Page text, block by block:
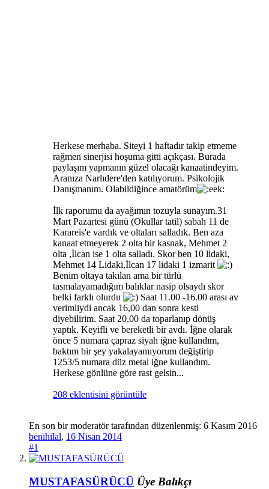
Herkese merhaba. Siteyi 1 haftadır takip etmeme
rağmen sinerjisi hoşuma gitti açıkçası. Burada
paylaşım yapmanın güzel olacağı kanaatindeyim.
Aranıza Narlıdere'den katılıyorum. Psikolojik
Danışmanım. Olabildiğince amatörüm
İlk raporumu da ayağımın tozuyla sunayım.31
Mart Pazartesi günü (Okullar tatil) sabah 11 de
Karareis'e vardık ve oltaları salladık. Ben aza
kanaat etmeyerek 2 olta bir kasnak, Mehmet 2
olta ,İlcan ise 1 olta salladı. Skor ben 10 lidaki,
Mehmet 14 Lidaki,İlcan 17 lidaki 1 izmarit
Benim oltaya takılan ama bir türlü
tasmalayamadığım balıklar nasip olsaydı skor
belki farklı olurdu
Saat 11.00 -16.00 arası av
verimliydi ancak 16,00 dan sonra kesti
diyebilirim. Saat 20,00 da toparlanıp dönüş
yaptık. Keyifli ve bereketli bir avdı. İğne olarak
önce 5 numara çapraz siyah iğne kullandım,
baktım bir şey yakalayamıyorum değiştirip
1253/5 numara düz metal iğne kullandım.
Herkese gönlüne göre rast gelsin...
208 eklentisini görüntüle
En son bir moderatör tarafından düzenlenmiş: 6 Kasım 2016
benihilal, 16 Nisan 2014
#1
MUSTAFASÜRÜCÜ Üye Balıkçı